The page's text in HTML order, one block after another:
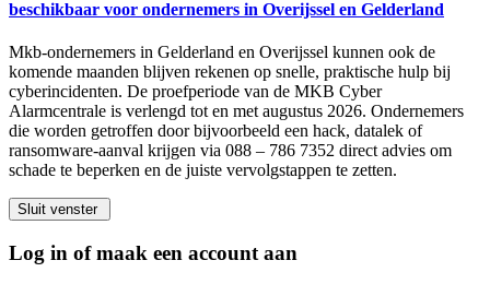
beschikbaar voor ondernemers in Overijssel en Gelderland
Mkb-ondernemers in Gelderland en Overijssel kunnen ook de
komende maanden blijven rekenen op snelle, praktische hulp bij
cyberincidenten. De proefperiode van de MKB Cyber
Alarmcentrale is verlengd tot en met augustus 2026. Ondernemers
die worden getroffen door bijvoorbeeld een hack, datalek of
ransomware-aanval krijgen via 088 – 786 7352 direct advies om
schade te beperken en de juiste vervolgstappen te zetten.
Sluit venster
Log in of maak een account aan